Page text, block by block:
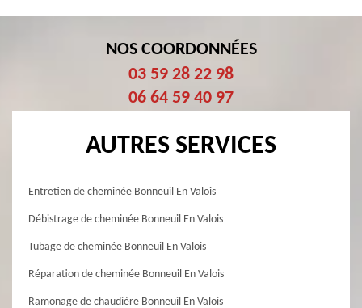
NOS COORDONNÉES
03 59 28 22 98
06 64 59 40 97
AUTRES SERVICES
Entretien de cheminée Bonneuil En Valois
Débistrage de cheminée Bonneuil En Valois
Tubage de cheminée Bonneuil En Valois
Réparation de cheminée Bonneuil En Valois
Ramonage de chaudière Bonneuil En Valois